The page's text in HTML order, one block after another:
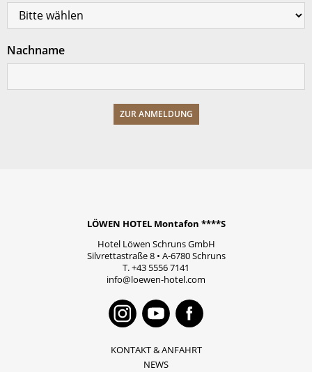
Nachname
LÖWEN HOTEL Montafon ****S
Hotel Löwen Schruns GmbH
Silvrettastraße 8• A-6780Schruns
T.+43 5556 7141
info@loewen-hotel.com
Instagram
Youtube
KONTAKT & ANFAHRT
NEWS